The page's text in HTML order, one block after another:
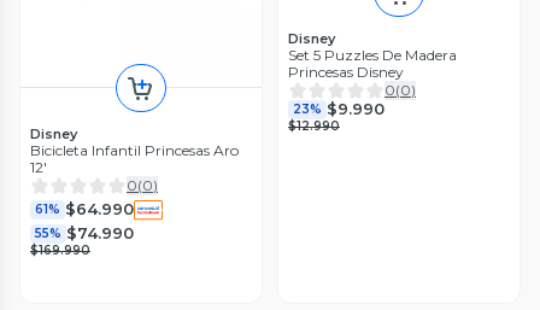
Disney
Bicicleta Infantil Princesas Aro
12'
0(0)
61% $64.990
55% $74.990
$169.990
Disney
Set 5 Puzzles De Madera
Princesas Disney
0(0)
23% $9.990
$12.990